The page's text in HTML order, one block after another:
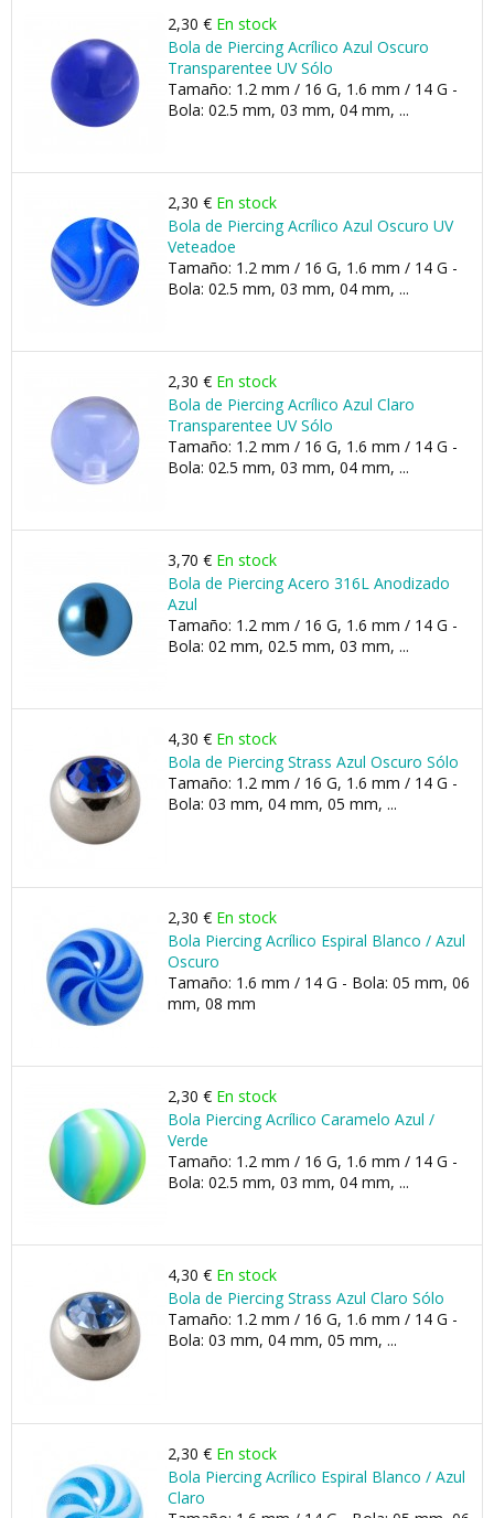
2,30 € En stock
Bola de Piercing Acrílico Azul Oscuro
Transparentee UV Sólo
Tamaño: 1.2 mm / 16 G, 1.6 mm / 14 G -
Bola: 02.5 mm, 03 mm, 04 mm, ...
2,30 € En stock
Bola de Piercing Acrílico Azul Oscuro UV
Veteadoe
Tamaño: 1.2 mm / 16 G, 1.6 mm / 14 G -
Bola: 02.5 mm, 03 mm, 04 mm, ...
2,30 € En stock
Bola de Piercing Acrílico Azul Claro
Transparentee UV Sólo
Tamaño: 1.2 mm / 16 G, 1.6 mm / 14 G -
Bola: 02.5 mm, 03 mm, 04 mm, ...
3,70 € En stock
Bola de Piercing Acero 316L Anodizado
Azul
Tamaño: 1.2 mm / 16 G, 1.6 mm / 14 G -
Bola: 02 mm, 02.5 mm, 03 mm, ...
4,30 € En stock
Bola de Piercing Strass Azul Oscuro Sólo
Tamaño: 1.2 mm / 16 G, 1.6 mm / 14 G -
Bola: 03 mm, 04 mm, 05 mm, ...
2,30 € En stock
Bola Piercing Acrílico Espiral Blanco / Azul
Oscuro
Tamaño: 1.6 mm / 14 G - Bola: 05 mm, 06
mm, 08 mm
2,30 € En stock
Bola Piercing Acrílico Caramelo Azul /
Verde
Tamaño: 1.2 mm / 16 G, 1.6 mm / 14 G -
Bola: 02.5 mm, 03 mm, 04 mm, ...
4,30 € En stock
Bola de Piercing Strass Azul Claro Sólo
Tamaño: 1.2 mm / 16 G, 1.6 mm / 14 G -
Bola: 03 mm, 04 mm, 05 mm, ...
2,30 € En stock
Bola Piercing Acrílico Espiral Blanco / Azul
Claro